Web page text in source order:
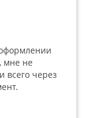
мне не
всего через